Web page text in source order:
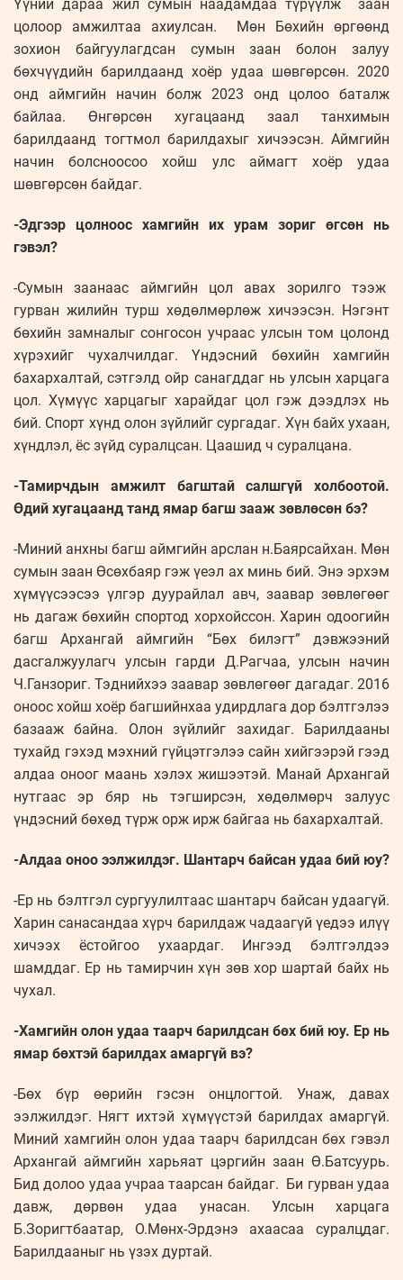
Үүний дараа жил сумын наадамдаа түрүүлж заан
цолоор амжилтаа ахиулсан. Мөн Бөхийн өргөөнд
зохион байгуулагдсан сумын заан болон залуу
бөхчүүдийн барилдаанд хоёр удаа шөвгөрсөн. 2020
онд аймгийн начин болж 2023 онд цолоо баталж
байлаа. Өнгөрсөн хугацаанд заал танхимын
барилдаанд тогтмол барилдахыг хичээсэн. Аймгийн
начин болсноосоо хойш улс аймагт хоёр удаа
шөвгөрсөн байдаг.
-Эдгээр цолноос хамгийн их урам зориг өгсөн нь
гэвэл?
-Сумын заанаас аймгийн цол авах зорилго тээж
гурван жилийн турш хөдөлмөрлөж хичээсэн. Нэгэнт
бөхийн замналыг сонгосон учраас улсын том цолонд
хүрэхийг чухалчилдаг. Үндэсний бөхийн хамгийн
бахархалтай, сэтгэлд ойр санагддаг нь улсын харцага
цол. Хүмүүс харцагыг харайдаг цол гэж дээдлэх нь
бий. Спорт хүнд олон зүйлийг сургадаг. Хүн байх ухаан,
хүндлэл, ёс зүйд суралцсан. Цаашид ч суралцана.
-Тамирчдын амжилт багштай салшгүй холбоотой.
Өдий хугацаанд танд ямар багш зааж зөвлөсөн бэ?
-Миний анхны багш аймгийн арслан н.Баярсайхан. Мөн
сумын заан Өсөхбаяр гэж үеэл ах минь бий. Энэ эрхэм
хүмүүсээсээ үлгэр дуурайлал авч, заавар зөвлөгөөг
нь дагаж бөхийн спортод хорхойссон. Харин одоогийн
багш Архангай аймгийн “Бөх билэгт” дэвжээний
дасгалжуулагч улсын гарди Д.Рагчаа, улсын начин
Ч.Ганзориг. Тэднийхээ заавар зөвлөгөөг дагадаг. 2016
оноос хойш хоёр багшийнхаа удирдлага дор бэлтгэлээ
базааж байна. Олон зүйлийг захидаг. Барилдааны
тухайд гэхэд мэхний гүйцэтгэлээ сайн хийгээрэй гээд
алдаа оноог маань хэлэх жишээтэй. Манай Архангай
нутгаас эр бяр нь тэгширсэн, хөдөлмөрч залуус
үндэсний бөхөд түрж орж ирж байгаа нь бахархалтай.
-Алдаа оноо ээлжилдэг. Шантарч байсан удаа бий юу?
-Ер нь бэлтгэл сургуулилтаас шантарч байсан удаагүй.
Харин санасандаа хүрч барилдаж чадаагүй үедээ илүү
хичээх ёстойгоо ухаардаг. Ингээд бэлтгэлдээ
шамддаг. Ер нь тамирчин хүн зөв хор шартай байх нь
чухал.
-Хамгийн олон удаа таарч барилдсан бөх бий юу. Ер нь
ямар бөхтэй барилдах амаргүй вэ?
-Бөх бүр өөрийн гэсэн онцлогтой. Унаж, давах
ээлжилдэг. Нягт ихтэй хүмүүстэй барилдах амаргүй.
Миний хамгийн олон удаа таарч барилдсан бөх гэвэл
Архангай аймгийн харьяат цэргийн заан Ө.Батсуурь.
Бид долоо удаа учраа таарсан байдаг. Би гурван удаа
давж, дөрвөн удаа унасан. Улсын харцага
Б.Зоригтбаатар, О.Мөнх-Эрдэнэ ахаасаа суралцдаг.
Барилдааныг нь үзэх дуртай.